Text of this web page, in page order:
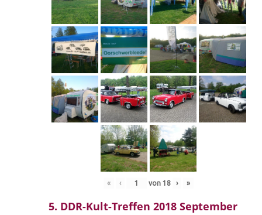
« ‹ von 18 › »
5. DDR-Kult-Treffen 2018 September